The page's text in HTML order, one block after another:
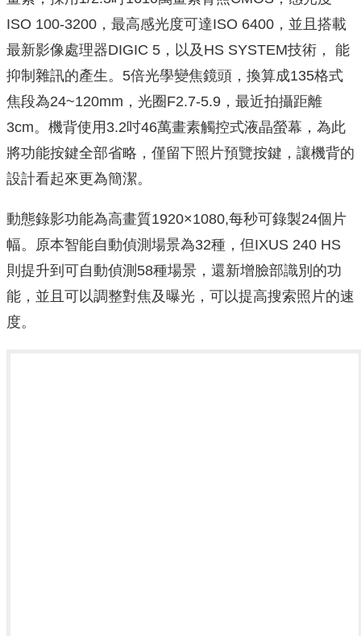
ISO 100-3200，最高感光度可達ISO 6400，並且搭載
最新影像處理器DIGIC 5，以及HS SYSTEM技術， 能
抑制雜訊的產生。5倍光學變焦鏡頭，換算成135格式
焦段為24~120mm，光圈F2.7-5.9，最近拍攝距離
3cm。機背使用3.2吋46萬畫素觸控式液晶螢幕，為此
將功能按鍵全部省略，僅留下照片預覽按鍵，讓機背的
設計看起來更為簡潔。
動態錄影功能為高畫質1920×1080,每秒可錄製24個片
幅。原本智能自動偵測場景為32種，但IXUS 240 HS
則提升到可自動偵測58種場景，還新增臉部識別的功
能，並且可以調整對焦及曝光，可以提高搜索照片的速
度。